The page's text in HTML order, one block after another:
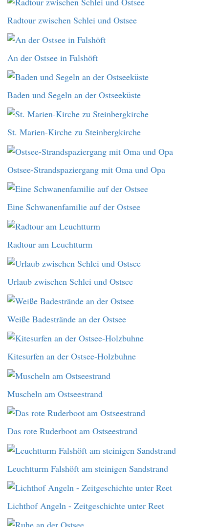
Radtour zwischen Schlei und Ostsee
An der Ostsee in Falshöft
Baden und Segeln an der Ostseeküste
St. Marien-Kirche zu Steinbergkirche
Ostsee-Strandspaziergang mit Oma und Opa
Eine Schwanenfamilie auf der Ostsee
Radtour am Leuchtturm
Urlaub zwischen Schlei und Ostsee
Weiße Badestrände an der Ostsee
Kitesurfen an der Ostsee-Holzbuhne
Muscheln am Ostseestrand
Das rote Ruderboot am Ostseestrand
Leuchtturm Falshöft am steinigen Sandstrand
Lichthof Angeln - Zeitgeschichte unter Reet